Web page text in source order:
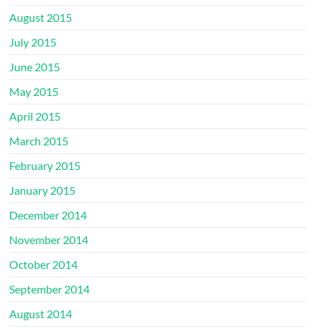
August 2015
July 2015
June 2015
May 2015
April 2015
March 2015
February 2015
January 2015
December 2014
November 2014
October 2014
September 2014
August 2014